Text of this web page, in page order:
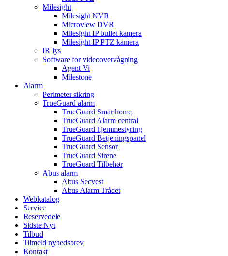
Milesight
Milesight NVR
Microview DVR
Milesight IP bullet kamera
Milesight IP PTZ kamera
IR lys
Software for videoovervågning
Agent Vi
Milestone
Alarm
Perimeter sikring
TrueGuard alarm
TrueGuard Smarthome
TrueGuard Alarm central
TrueGuard hjemmestyring
TrueGuard Betjeningspanel
TrueGuard Sensor
TrueGuard Sirene
TrueGuard Tilbehør
Abus alarm
Abus Secvest
Abus Alarm Trådet
Webkatalog
Service
Reservedele
Sidste Nyt
Tilbud
Tilmeld nyhedsbrev
Kontakt